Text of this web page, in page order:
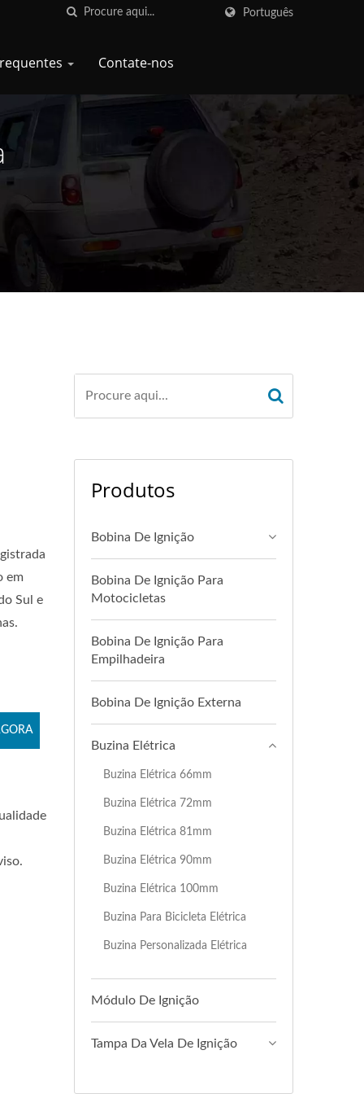
Português
Contate-nos
em
Sul e
Produtos
Bobina De Ignição
Bobina De Ignição Para
Motocicletas
Bobina De Ignição Para
Empilhadeira
Bobina De Ignição Externa
Buzina Elétrica
Buzina Elétrica 66mm
Buzina Elétrica 72mm
Buzina Elétrica 81mm
Buzina Elétrica 90mm
Buzina Elétrica 100mm
Buzina Para Bicicleta Elétrica
Buzina Personalizada Elétrica
Módulo De Ignição
Tampa Da Vela De Ignição